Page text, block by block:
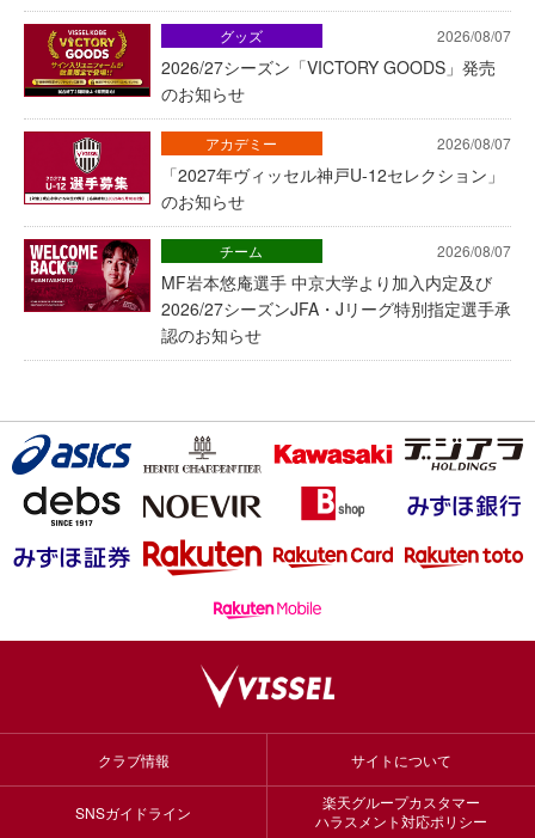
2026/08/07
2026/27シーズン「VICTORY GOODS」発売
のお知らせ
グッズ
2026/08/07
「2027年ヴィッセル神戸U-12セレクション」
のお知らせ
アカデミー
2026/08/07
MF岩本悠庵選手 中京大学より加入内定及び
2026/27シーズンJFA・Jリーグ特別指定選手承
認のお知らせ
チーム
クラブ情報 サイトについて
SNSガイドライン
楽天グループカスタマー
ハラスメント対応ポリシー